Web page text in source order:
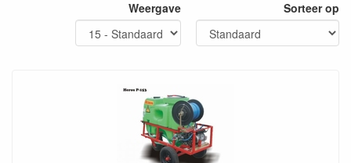
Weergave Sorteer op